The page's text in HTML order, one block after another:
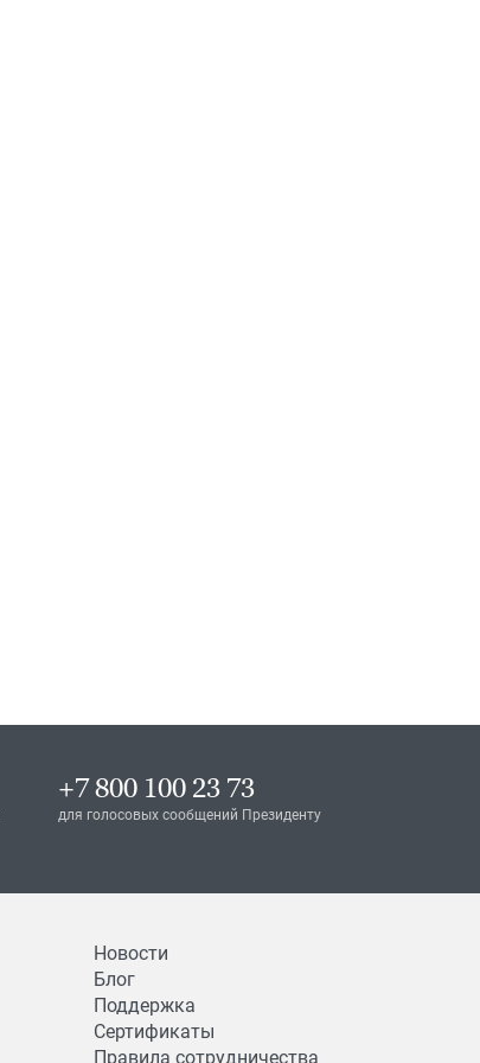
+7 800 100 23 73
для голосовых сообщений Президенту
Новости
Блог
Поддержка
Сертификаты
Правила сотрудничества